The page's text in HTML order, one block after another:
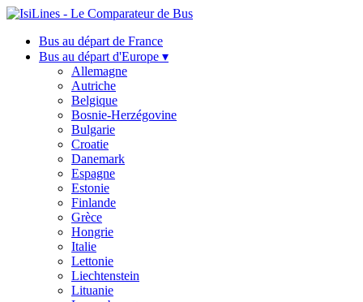
Bus au départ de France
Bus au départ d'Europe ▾
Allemagne
Autriche
Belgique
Bosnie-Herzégovine
Bulgarie
Croatie
Danemark
Espagne
Estonie
Finlande
Grèce
Hongrie
Italie
Lettonie
Liechtenstein
Lituanie